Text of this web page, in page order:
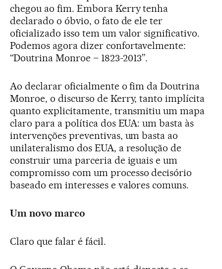
chegou ao fim. Embora Kerry tenha
declarado o óbvio, o fato de ele ter
oficializado isso tem um valor significativo.
Podemos agora dizer confortavelmente:
“Doutrina Monroe – 1823-2013”.
Ao declarar oficialmente o fim da Doutrina
Monroe, o discurso de Kerry, tanto implícita
quanto explicitamente, transmitiu um mapa
claro para a política dos EUA: um basta às
intervenções preventivas, um basta ao
unilateralismo dos EUA, a resolução de
construir uma parceria de iguais e um
compromisso com um processo decisório
baseado em interesses e valores comuns.
Um novo marco
Claro que falar é fácil.